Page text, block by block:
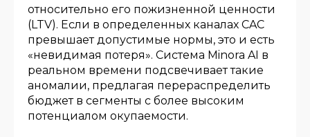
относительно его пожизненной ценности
(LTV). Если в определенных каналах CAC
превышает допустимые нормы, это и есть
«невидимая потеря». Система Minora AI в
реальном времени подсвечивает такие
аномалии, предлагая перераспределить
бюджет в сегменты с более высоким
потенциалом окупаемости.